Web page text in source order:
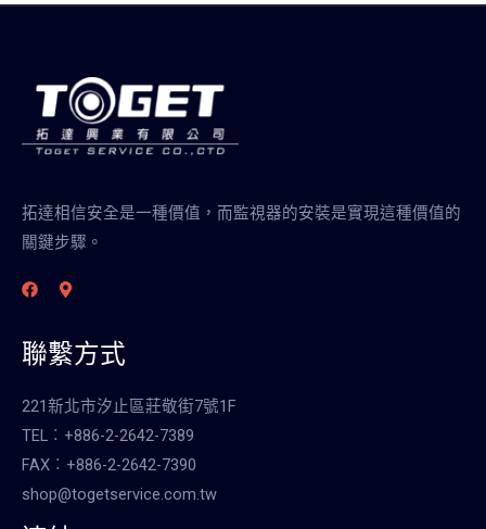
拓達相信安全是一種價值，而監視器的安裝是實現這種價值的
關鍵步驟。
聯繫方式
221新北市汐止區莊敬街7號1F
TEL︰+886-2-2642-7389
FAX︰+886-2-2642-7390
shop@togetservice.com.tw